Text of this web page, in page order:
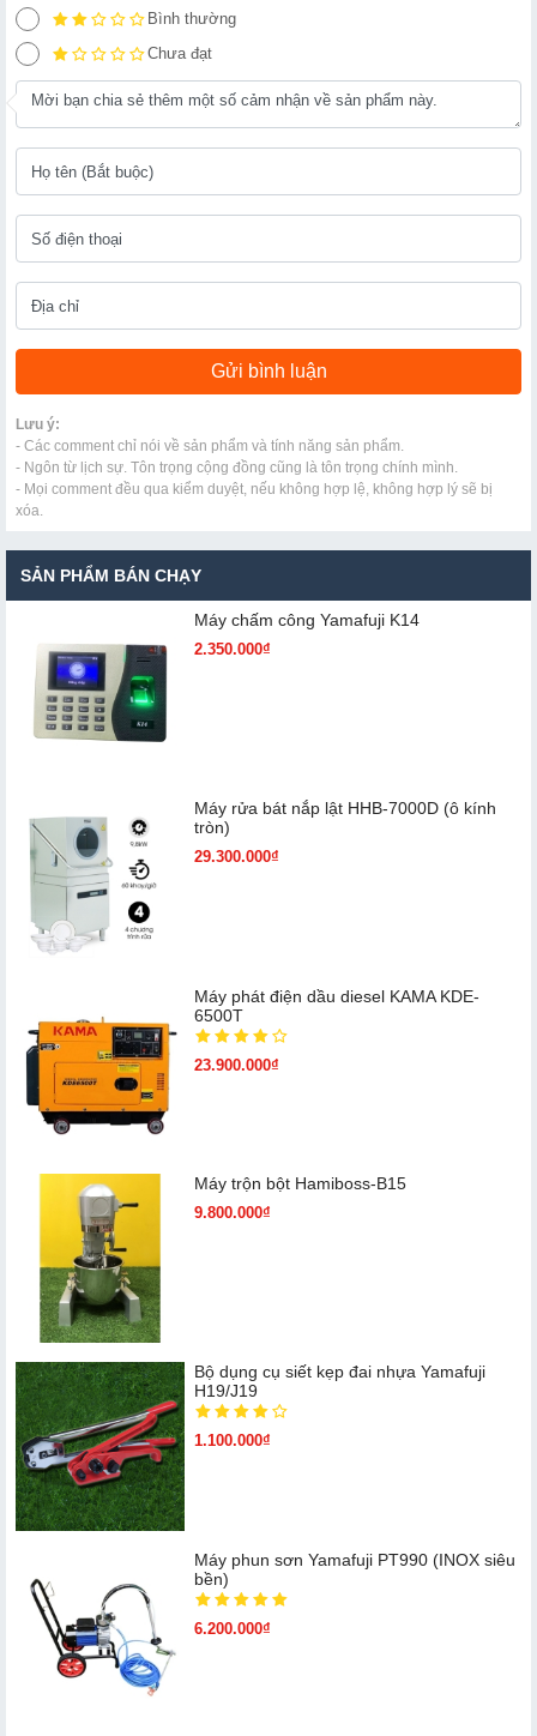
Bình thường
Chưa đạt
Lưu ý:
- Các comment chỉ nói về sản phẩm và tính năng sản phẩm.
- Ngôn từ lịch sự. Tôn trọng cộng đồng cũng là tôn trọng chính mình.
- Mọi comment đều qua kiểm duyệt, nếu không hợp lệ, không hợp lý sẽ bị
xóa.
SẢN PHẨM BÁN CHẠY
Máy chấm cô​ng Yamafuji K14
2.350.000₫
Máy rửa bát nắp lật HHB-7000D (ô kính
tròn)
29.300.000₫
Máy phát điện dầu diesel KAMA KDE-
6500T
23.900.000₫
Máy trộn bột Hamiboss-B15
9.800.000₫
Bộ dụng cụ siết kẹp đai nhựa Yamafuji
H19/J19
1.100.000₫
Máy phun sơn Yamafuji PT990 (INOX siêu
bền)
6.200.000₫